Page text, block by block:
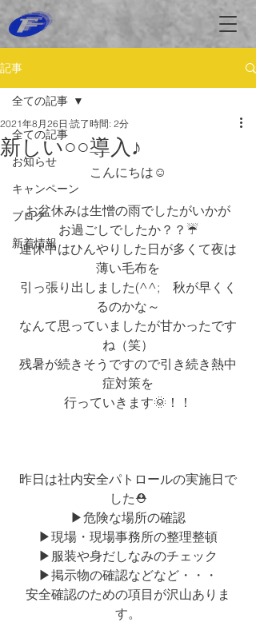
記事
全ての記事
お知らせ
キャンペーン
ブログ
新着情報
全ての記事
新しい○○導入♪
2021年8月26日 読了時間: 2分
こんにちは☺
お盆休みは生憎の雨でしたがいかが
お過ごしでしたか？？☔
連休中はひんやりした日が多くて夜は
薄い毛布を
引っ張り出しました(^^;　秋が早くく
るのかな～
なんて思っていましたが甘かったです
ね（笑）
残暑が続きそうですので引き続き熱中
症対策を
行っていきます🌞！！
昨日は社内安全パトロールの実施日で
した⛑
▶危険な場所の確認
▶現場・現場事務所の整理整頓
▶服装や身だしなみのチェック
▶掲示物の確認などなど・・・
安全確認のための項目が沢山ありま
す。